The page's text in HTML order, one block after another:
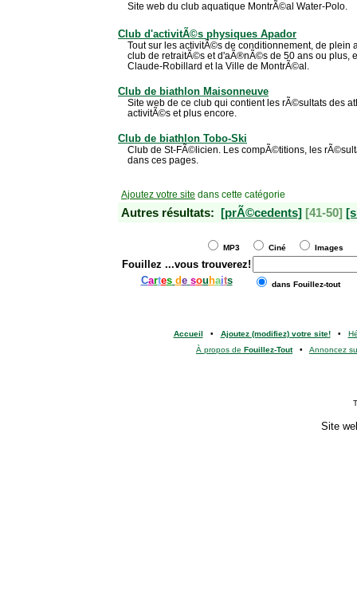
Site web du club aquatique MontrÃ©al Water-Polo.
Club d'activitÃ©s physiques Apador
Tout sur les activitÃ©s de conditionnement, de plein
club de retraitÃ©s et d'aÃ®nÃ©s de 50 ans ou plus,
Claude-Robillard et la Ville de MontrÃ©al.
Club de biathlon Maisonneuve
Site web de ce club qui contient les rÃ©sultats des
activitÃ©s et plus encore.
Club de biathlon Tobo-Ski
Club de St-FÃ©licien. Les compÃ©titions, les
dans ces pages.
Ajoutez votre site dans cette catégorie
Autres résultats: [prÃ©cedents] [41-50]
MP3 Ciné Images
Fouillez ...vous trouverez!
Cartes de sou haits dans Fouillez-tout
Accueil • Ajoutez (modifiez) votre site!•
À propos de Fouillez-Tout• Annoncez
Site